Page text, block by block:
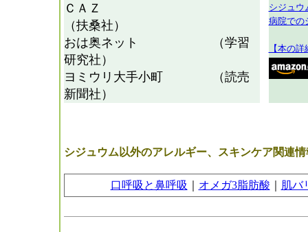
ＣＡＺ
（扶桑社）
おは奥ネット （学習
研究社）
ヨミウリ大手小町 （読売
新聞社）
シジュウ
病院での
【本の
シジュウム以外のアレルギー、スキンケア関連情
口呼吸と鼻呼吸 オメガ3脂肪酸 肌バ